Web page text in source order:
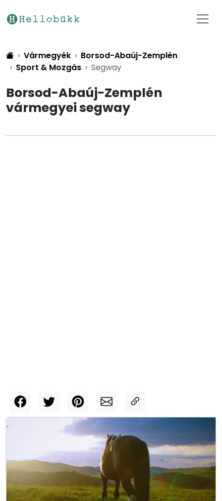
Vármegyék
Borsod-Abaúj-Zemplén
Sport & Mozgás
Segway
Borsod-Abaúj-Zemplén
vármegyei segway